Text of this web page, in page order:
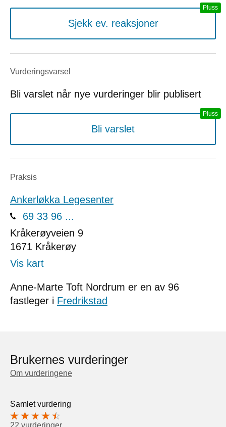
Sjekk ev. reaksjoner
Vurderings­varsel
Bli varslet når nye vurderinger blir publisert
Bli varslet
Praksis
Ankerløkka Legesenter
69 33 96 ...
Kråkerøyveien 9
1671 Kråkerøy
Vis kart
Anne-Marte Toft Nordrum er en av 96
fastleger i Fredrikstad
Brukernes vurderinger
Om vurderingene
Samlet vurdering
22 vurderinger